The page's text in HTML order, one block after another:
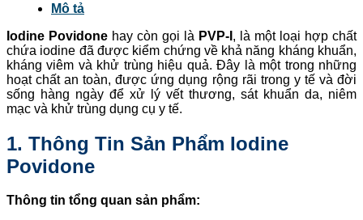
Mô tả
Iodine Povidone hay còn gọi là PVP-I , là một loại hợp chất
chứa iodine đã được kiểm chứng về khả năng kháng khuẩn,
kháng viêm và khử trùng hiệu quả. Đây là một trong những
hoạt chất an toàn, được ứng dụng rộng rãi trong y tế và đời
sống hàng ngày để xử lý vết thương, sát khuẩn da, niêm
mạc và khử trùng dụng cụ y tế.
1. Thông Tin Sản Phẩm Iodine
Povidone
Thông tin tổng quan sản phẩm: